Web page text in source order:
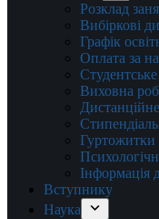
Розклад
Вибіркові
Графік
Оплата за
Виховна
Гуртожитки
Інформація
Вступнику
Наука